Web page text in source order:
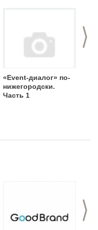
>
«Event-диалог» по-
нижегородски.
Часть 1
>